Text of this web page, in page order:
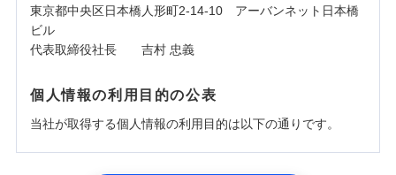
東京都中央区日本橋人形町2-14-10 アーバンネット日本橋
ビル
代表取締役社長 吉村 忠義
個人情報の利用目的の公表
当社が取得する個人情報の利用目的は以下の通りです。